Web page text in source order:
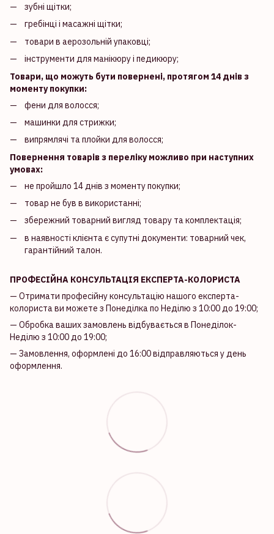
зубні щітки;
гребінці і масажні щітки;
товари в аерозольній упаковці;
інструменти для манікюру і педикюру;
Товари, що можуть бути повернені, протягом 14 днів з
моменту покупки:
фени для волосся;
машинки для стрижки;
випрямлячі та плойки для волосся;
Повернення товарів з переліку можливо при наступних
умовах:
не пройшло 14 днів з моменту покупки;
товар не був в використанні;
збережний товарний вигляд товару та комплектація;
в наявності клієнта є супутні документи: товарний чек,
гарантійний талон.
ПРОФЕСІЙНА КОНСУЛЬТАЦІЯ ЕКСПЕРТА-КОЛОРИСТА
— Отримати професійну консультацію нашого експерта-
колориста ви можете з Понеділка по Неділю з 10:00 до 19:00;
— Обробка ваших замовлень відбувається в Понеділок-
Неділю з 10:00 до 19:00;
— Замовлення, оформлені до 16:00 відправляються у день
оформлення.